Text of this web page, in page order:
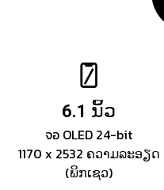
6.1 ນິ້ວ
จอ OLED 24-bit
1170 x 2532 ຄວາມລະອຽດ
(ພິກເຊວ)